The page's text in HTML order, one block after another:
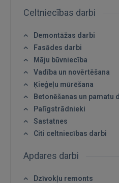
Celtniecības darbi
Demontāžas darbi
Fasādes darbi
Māju būvniecība
Vadība un novērtēšana
Ķieģeļu mūrēšana
Betonēšanas un pamatu
Palīgstrādnieki
Sastatnes
Citi celtniecības darbi
Apdares darbi
Dzīvokļu remonts